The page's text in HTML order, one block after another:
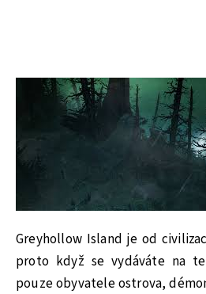
Greyhollow Island je od
proto když se vydáváte na
pouze obyvatele ostrova,